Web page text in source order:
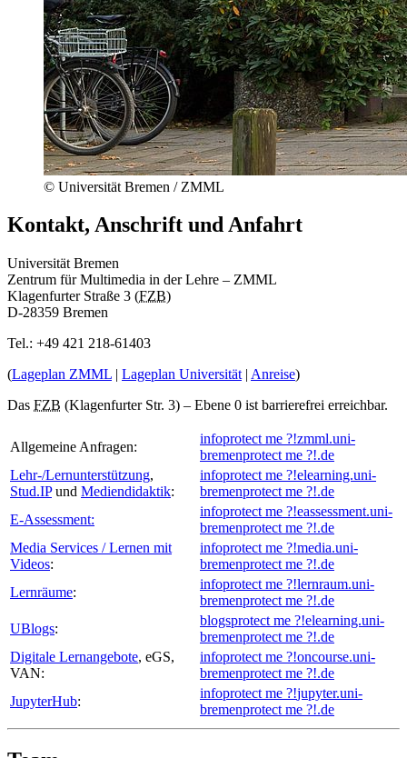
© Universität Bremen / ZMML
Kontakt, Anschrift und Anfahrt
Universität Bremen
Zentrum für Multimedia in der Lehre – ZMML
Klagenfurter Straße 3 (FZB)
D-28359 Bremen
Tel.: +49 421 218-61403
(Lageplan ZMML | Lageplan Universität | Anreise)
Das FZB (Klagenfurter Str. 3) – Ebene 0 ist barrierefrei erreichbar.
Allgemeine Anfragen:
infoprotect me ?!zmml.uni-
bremenprotect me ?!.de
Lehr-/Lernunterstützung,
Stud.IPund Mediendidaktik:
infoprotect me ?!elearning.uni-
bremenprotect me ?!.de
E-Assessment:
infoprotect me ?!eassessment.uni-
bremenprotect me ?!.de
Media Services / Lernen mit
Videos:
infoprotect me ?!media.uni-
bremenprotect me ?!.de
Lernräume:
infoprotect me ?!lernraum.uni-
bremenprotect me ?!.de
UBlogs:
blogsprotect me ?!elearning.uni-
bremenprotect me ?!.de
Digitale Lernangebote, eGS,
VAN:
infoprotect me ?!oncourse.uni-
bremenprotect me ?!.de
JupyterHub:
infoprotect me ?!jupyter.uni-
bremenprotect me ?!.de